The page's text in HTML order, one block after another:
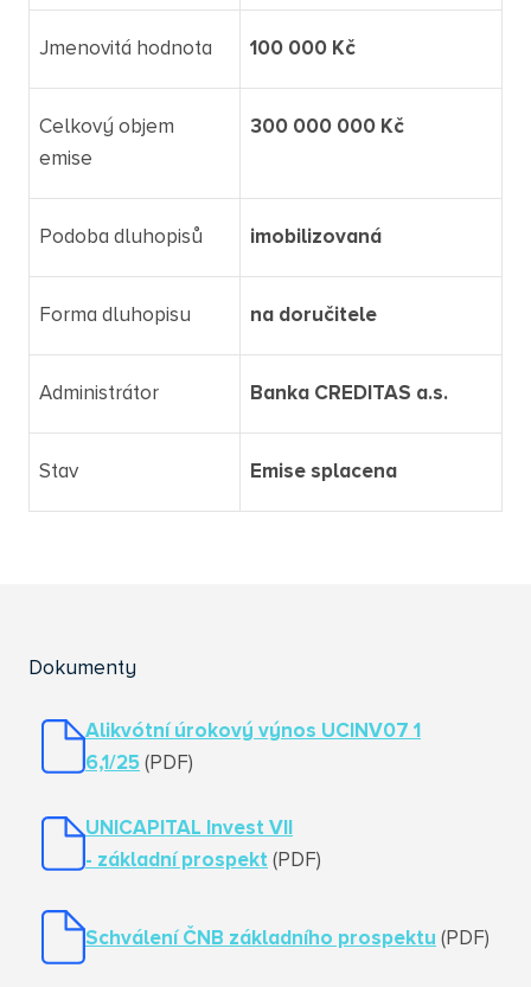
Jmenovitá hodnota 100 000 Kč
Celkový objem
emise
300 000 000 Kč
Podoba dluhopisů imobilizovaná
Forma dluhopisu na doručitele
Administrátor Banka CREDITAS a.s.
Stav Emise splacena
Dokumenty
Alikvótní úrokový výnos UCINV07 1
6,1/25 (PDF)
UNICAPITAL Invest VII
- základní prospekt (PDF)
Schválení ČNB základního prospektu (PDF)